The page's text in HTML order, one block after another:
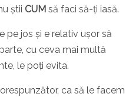
știi CUM să faci să-ți iasă.
pe jos și e relativ ușor să
cu ceva mai multă
le poți evita.
ca să le facem